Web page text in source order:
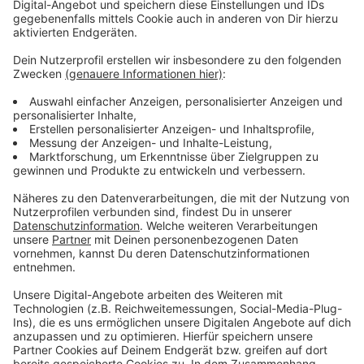
Atze Schröder - "Wat ne Woche" - Der
Podcast
Anzeige
Was macht der Künstler eigentlich, wenn er nicht auf
der Bühne oder vor der Kamera steht? Hier erfahren
wir es. Im Podcast "Wat ne Woche" erzählt Atze
Schröder die schönsten Geschichten, die lustigsten
Anekdoten, intime Geständnisse und haut natürlich
seine Lieblingspromis in die Pfanne, so wie wir ihn
kennen und lieben. Atze Schröder und sein ganz
persönlicher Wochenrückblick - so privat wie noch nie,
so lustig wie immer.
Anzeige